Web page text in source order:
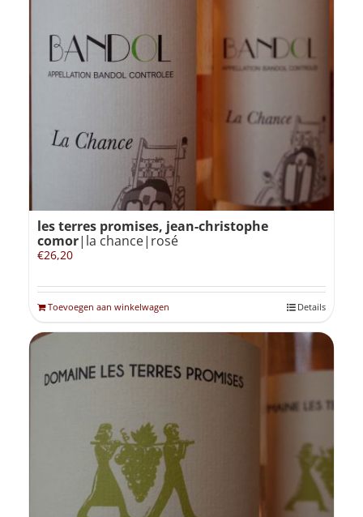
les terres promises, jean-christophe
comor|la chance|rosé
€26,20
Toevoegen aan winkelwagen Details